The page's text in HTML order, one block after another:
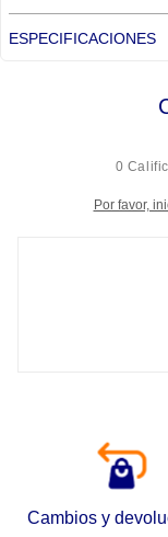
ESPECIFICACIONES
0
Por favor,
Cambios y